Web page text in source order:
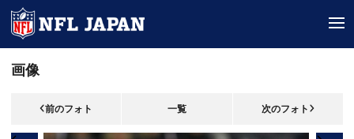
画像
前のフォト 一覧 次のフォト